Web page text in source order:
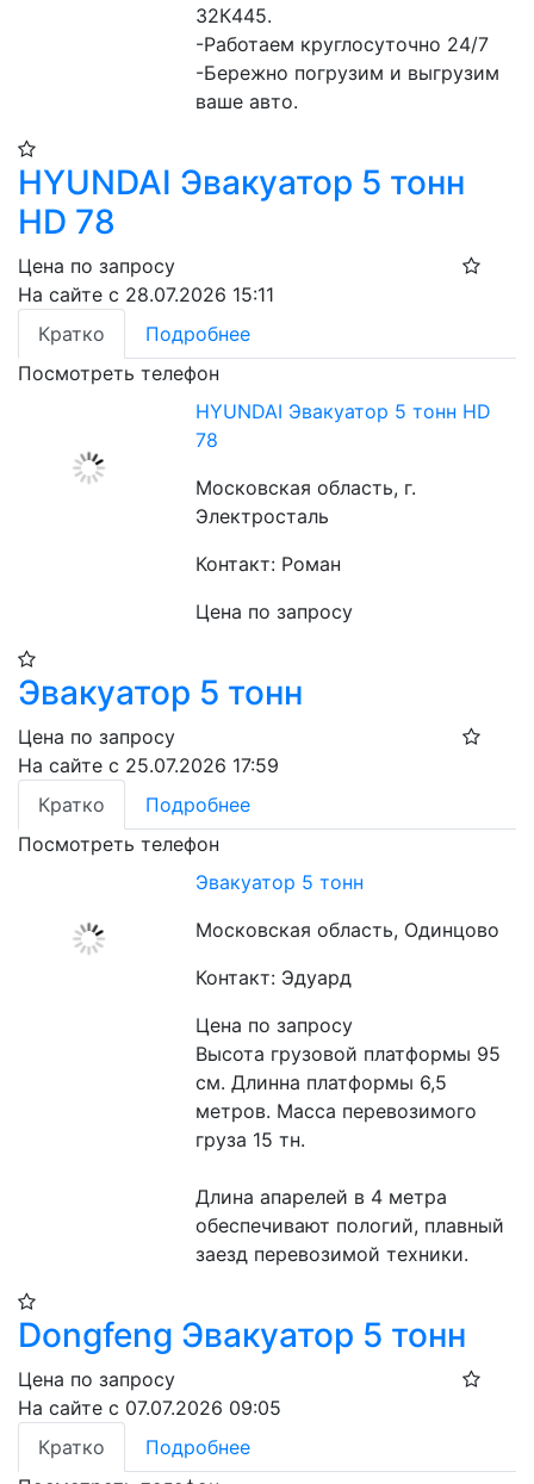
32К445.
-Работаем круглосуточно 24/7
-Бережно погрузим и выгрузим
ваше авто.
HYUNDAI Эвакуатор 5 тонн
HD 78
Цена по запросу
На сайте с 28.07.2026 15:11
Кратко
Подробнее
Посмотреть телефон
HYUNDAI Эвакуатор 5 тонн HD
78
Московская область, г.
Электросталь
Контакт: Роман
Цена по запросу
Эвакуатор 5 тонн
Цена по запросу
На сайте с 25.07.2026 17:59
Кратко
Подробнее
Посмотреть телефон
Эвакуатор 5 тонн
Московская область, Одинцово
Контакт: Эдуард
Цена по запросу
Высота грузовой платформы 95
см. Длинна платформы 6,5
метров. Масса перевозимого
груза 15 тн.
Длина апарелей в 4 метра
обеспечивают пологий, плавный
заезд перевозимой техники.
Dongfeng Эвакуатор 5 тонн
Цена по запросу
На сайте с 07.07.2026 09:05
Кратко
Подробнее